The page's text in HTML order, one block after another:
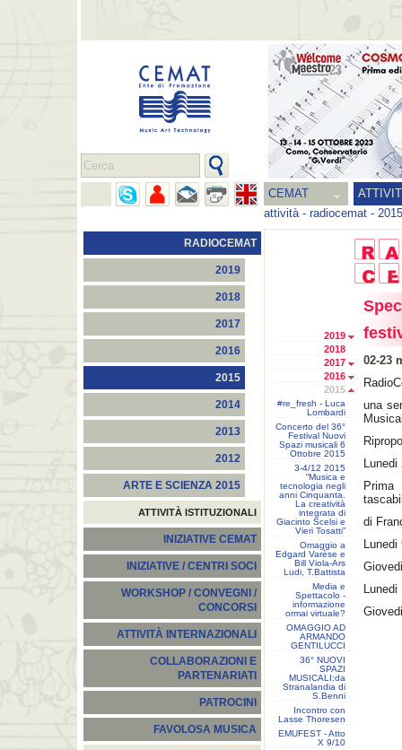
CEMAT
attività- radiocemat - 2015
RADIOCEMAT
2019
2018
2017
2016
2015
2014
2013
2012
ARTE E SCIENZA 2015
ATTIVITÀ ISTITUZIONALI
INIZIATIVE CEMAT
INIZIATIVE / CENTRI SOCI
WORKSHOP / CONVEGNI /
CONCORSI
ATTIVITÀ INTERNAZIONALI
COLLABORAZIONI E
PARTENARIATI
PATROCINI
FAVOLOSA MUSICA
2019
2018
2017
2016
2015
#re_fresh - Luca
Lombardi
Concerto del 36°
Festival Nuovi
Spazi musicali 6
Ottobre 2015
3-4/12 2015
“Musica e
tecnologia negli
anni Cinquanta.
La creatività
integrata di
Giacinto Scelsi e
Vieri Tosatti”
Omaggio a
Edgard Varèse e
Bill Viola-Ars
Ludi, T.Battista
Media e
Spettacolo -
informazione
ormai virtuale?
OMAGGIO AD
ARMANDO
GENTILUCCI
36° NUOVI
SPAZI
MUSICALI:da
Stranalandia di
S.Benni
Incontro con
Lasse Thoresen
EMUFEST - Atto
X 9/10
02-23
una
di